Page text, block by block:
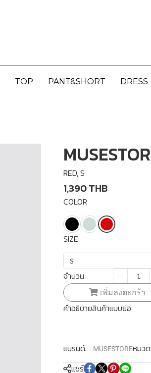
TOP PANT&SHORT DRESS
RED, S
1,390 THB
COLOR
SIZE
S
จำนวน
เพิ่มลงตะกร้า
คำอธิบายสินค้าแบบย่อ
แบรนด์:
MUSESTOREหมว
แชร์